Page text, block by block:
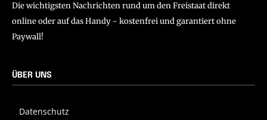
Die wichtigsten Nachrichten rund um den Freistaat direkt
online oder auf das Handy - kostenfrei und garantiert ohne
Paywall!
ÜBER UNS
Datenschutz